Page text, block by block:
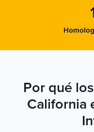
Por qué
California